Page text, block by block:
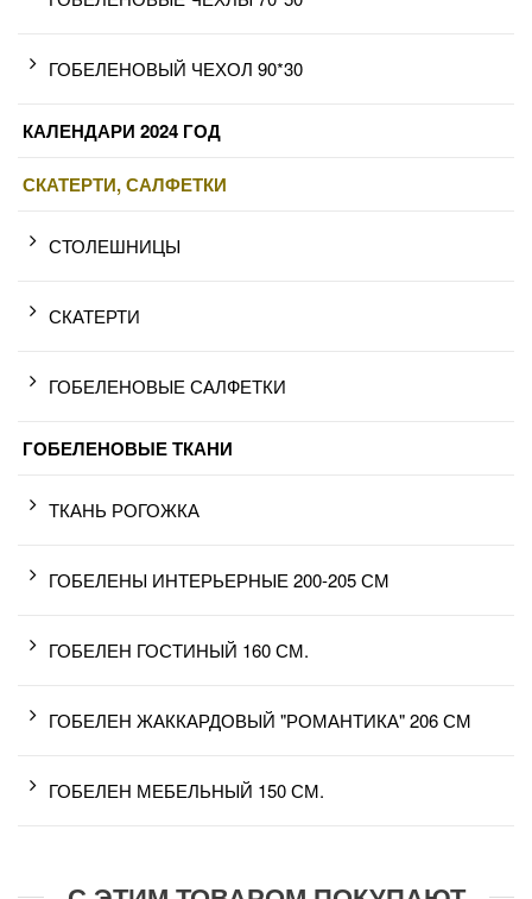
ГОБЕЛЕНОВЫЙ ЧЕХОЛ 90*30
КАЛЕНДАРИ 2024 ГОД
СКАТЕРТИ, САЛФЕТКИ
СТОЛЕШНИЦЫ
СКАТЕРТИ
ГОБЕЛЕНОВЫЕ САЛФЕТКИ
ГОБЕЛЕНОВЫЕ ТКАНИ
ТКАНЬ РОГОЖКА
ГОБЕЛЕНЫ ИНТЕРЬЕРНЫЕ 200-205 СМ
ГОБЕЛЕН ГОСТИНЫЙ 160 СМ.
ГОБЕЛЕН ЖАККАРДОВЫЙ "РОМАНТИКА" 206 СМ
ГОБЕЛЕН МЕБЕЛЬНЫЙ 150 СМ.